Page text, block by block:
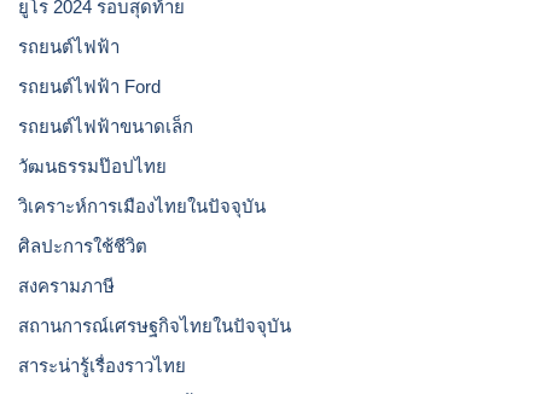
ยูโร 2024 รอบสุดท้าย
รถยนต์ไฟฟ้า
รถยนต์ไฟฟ้า Ford
รถยนต์ไฟฟ้าขนาดเล็ก
วัฒนธรรมป๊อปไทย
วิเคราะห์การเมืองไทยในปัจจุบัน
ศิลปะการใช้ชีวิต
สงครามภาษี
สถานการณ์เศรษฐกิจไทยในปัจจุบัน
สาระน่ารู้เรื่องราวไทย